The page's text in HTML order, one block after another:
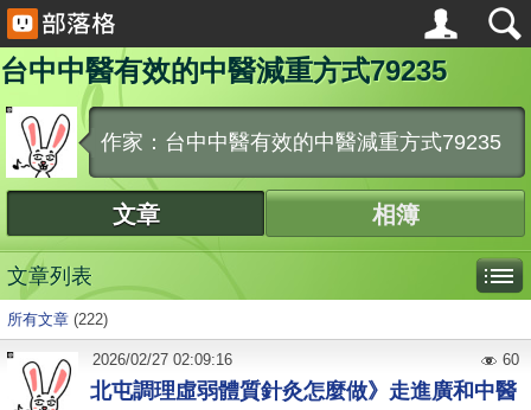
台中中醫有效的中醫減重方式79235
作家：台中中醫有效的中醫減重方式79235
文章 相簿
文章列表
所有文章 (222)
北屯調理虛弱體質針灸怎麼做》走進廣和中醫
2026/02/27 02:09:16 60